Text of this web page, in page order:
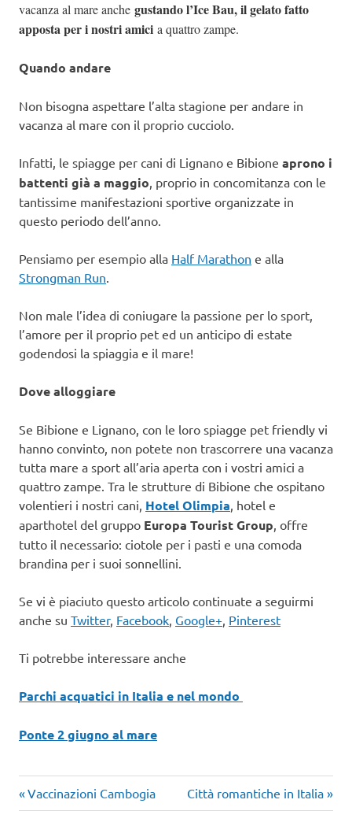
vacanza al mare anche gustando l’Ice Bau, il gelato fatto
apposta per i nostri amici a quattro zampe.
Quando andare
Non bisogna aspettare l’alta stagione per andare in
vacanza al mare con il proprio cucciolo.
Infatti, le spiagge per cani di Lignano e Bibione aprono i
battenti già a maggio , proprio in concomitanza con le
tantissime manifestazioni sportive organizzate in
questo periodo dell’anno.
Pensiamo per esempio alla Half Marathon e alla
Strongman Run
Non male l’idea di coniugare la passione per lo sport,
l’amore per il proprio pet ed un anticipo di estate
godendosi la spiaggia e il mare!
Dove alloggiare
Se Bibione e Lignano, con le loro spiagge pet friendly vi
hanno convinto, non potete non trascorrere una vacanza
tutta mare a sport all’aria aperta con i vostri amici a
quattro zampe. Tra le strutture di Bibione che ospitano
volentieri i nostri cani, Hotel Olimpia , hotel e
aparthotel del gruppo Europa Tourist Group , offre
tutto il necessario: ciotole per i pasti e una comoda
brandina per i suoi sonnellini.
Se vi è piaciuto questo articolo continuate a seguirmi
anche su Twitter, Facebook Google+ Pinterest
Ti potrebbe interessare anche
Parchi acquatici in Italia e nel mondo
Ponte 2 giugno al mare
Navigazione
Articolo
precedente:
Vaccinazioni Cambogia
Articolo
successivo:
Città romantiche in Italia